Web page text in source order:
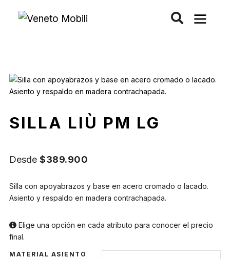
SILLA LIÙ PM LG
Desde $389.900
Silla con apoyabrazos y base en acero cromado o lacado.
Asiento y respaldo en madera contrachapada.
Elige una opción en cada atributo para conocer el precio
final.
MATERIAL ASIENTO